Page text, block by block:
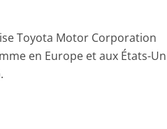
Toyota Motor Corporation
en Europe et aux États-